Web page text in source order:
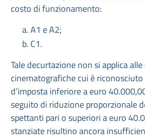
costo di funzionamento:
A1 e A2;
C1.
Tale decurtazione non si applica alle
cinematografiche cui è
d’imposta inferiore a euro
seguito di riduzione proporzionale
spettanti pari o superiori a euro
stanziate risultino ancora